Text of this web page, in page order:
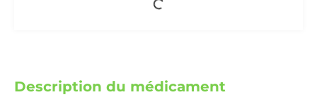
Description du médicament